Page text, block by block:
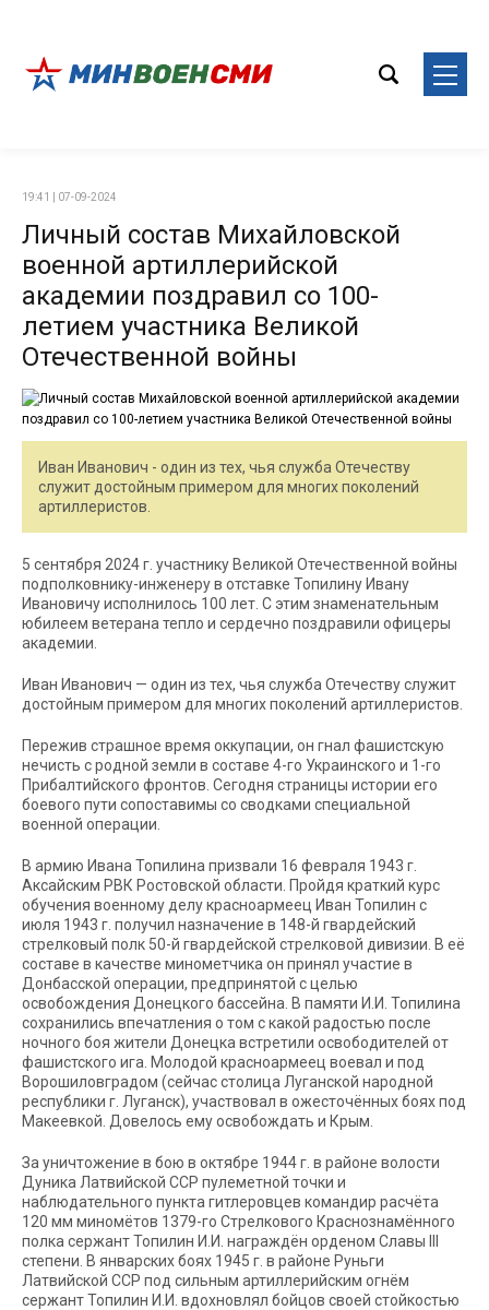
19:41 | 07-09-2024
Личный состав Михайловской
военной артиллерийской
академии поздравил со 100-
летием участника Великой
Отечественной войны
Иван Иванович - один из тех, чья служба Отечеству
служит достойным примером для многих поколений
артиллеристов.
5 сентября 2024 г. участнику Великой Отечественной войны
подполковнику-инженеру в отставке Топилину Ивану
Ивановичу исполнилось 100 лет. С этим знаменательным
юбилеем ветерана тепло и сердечно поздравили офицеры
академии.
Иван Иванович — один из тех, чья служба Отечеству служит
достойным примером для многих поколений артиллеристов.
Пережив страшное время оккупации, он гнал фашистскую
нечисть с родной земли в составе 4-го Украинского и 1-го
Прибалтийского фронтов. Сегодня страницы истории его
боевого пути сопоставимы со сводками специальной
военной операции.
В армию Ивана Топилина призвали 16 февраля 1943 г.
Аксайским РВК Ростовской области. Пройдя краткий курс
обучения военному делу красноармеец Иван Топилин с
июля 1943 г. получил назначение в 148-й гвардейский
стрелковый полк 50-й гвардейской стрелковой дивизии. В её
составе в качестве минометчика он принял участие в
Донбасской операции, предпринятой с целью
освобождения Донецкого бассейна. В памяти И.И. Топилина
сохранились впечатления о том с какой радостью после
ночного боя жители Донецка встретили освободителей от
фашистского ига. Молодой красноармеец воевал и под
Ворошиловградом (сейчас столица Луганской народной
республики г. Луганск), участвовал в ожесточённых боях под
Макеевкой. Довелось ему освобождать и Крым.
За уничтожение в бою в октябре 1944 г. в районе волости
Дуника Латвийской ССР пулеметной точки и
наблюдательного пункта гитлеровцев командир расчёта
120 мм миномётов 1379-го Стрелкового Краснознамённого
полка сержант Топилин И.И. награждён орденом Славы III
степени. В январских боях 1945 г. в районе Руньги
Латвийской ССР под сильным артиллерийским огнём
сержант Топилин И.И. вдохновлял бойцов своей стойкостью